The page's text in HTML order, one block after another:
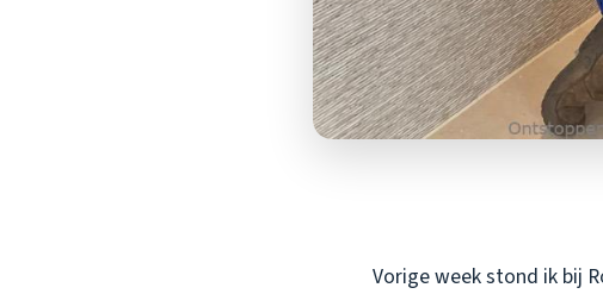
Vorige week stond ik bij